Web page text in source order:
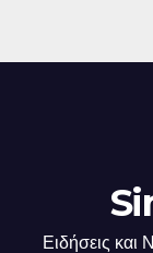
Ειδήσεις και